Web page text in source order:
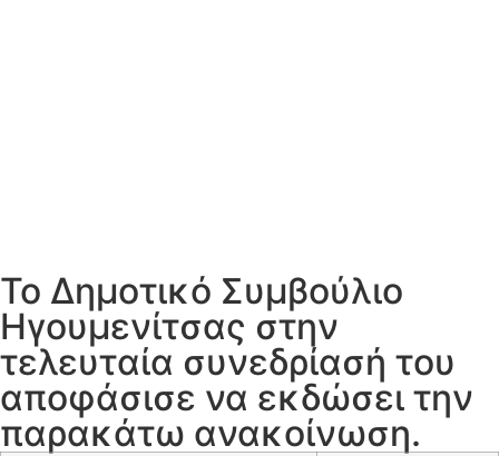
Το Δημοτικό Συμβούλιο
Ηγουμενίτσας στην
τελευταία συνεδρίασή του
αποφάσισε να εκδώσει την
παρακάτω ανακοίνωση.